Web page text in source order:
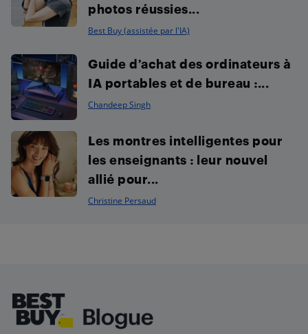
photos réussies...
Best Buy (assistée par l'IA)
Guide d’achat des ordinateurs à
IA portables et de bureau :...
Chandeep Singh
Les montres intelligentes pour
les enseignants : leur nouvel
allié pour...
Christine Persaud